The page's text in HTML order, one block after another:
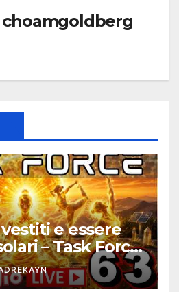
choamgoldberg
e essere
– Task Force
63